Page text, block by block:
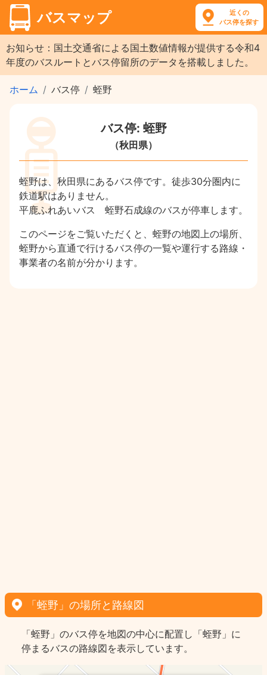
バスマップ
近くの
バス停を探す
お知らせ：国土交通省による国土数値情報が提供する令和4
年度のバスルートとバス停留所のデータを搭載しました。
ホーム バス停 蛭野
バス停: 蛭野
（秋田県）
蛭野は、秋田県にあるバス停です。徒歩30分圏内に
鉄道駅はありません。
平鹿ふれあいバス 蛭野石成線のバスが停車します。
このページをご覧いただくと、蛭野の地図上の場所、
蛭野から直通で行けるバス停の一覧や運行する路線・
事業者の名前が分かります。
「蛭野」の場所と路線図
「蛭野」のバス停を地図の中心に配置し「蛭野」に
停まるバスの路線図を表示しています。